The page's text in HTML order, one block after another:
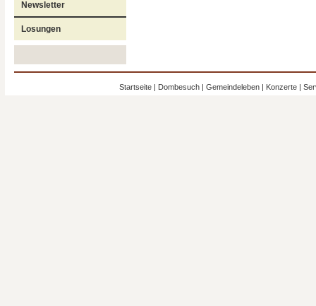
Newsletter
Losungen
Startseite | Dombesuch | Gemeindeleben | Konzerte |